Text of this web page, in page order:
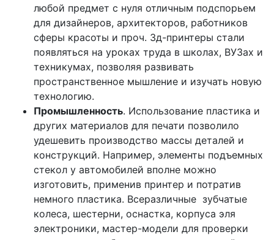
любой предмет с нуля отличным подспорьем
для дизайнеров, архитекторов, работников
сферы красоты и проч. 3д-принтеры стали
появляться на уроках труда в школах, ВУЗах и
техникумах, позволяя развивать
пространственное мышление и изучать новую
технологию.
Промышленность. Использование пластика и
других материалов для печати позволило
удешевить производство массы деталей и
конструкций. Например, элементы подъемных
стекол у автомобилей вполне можно
изготовить, применив принтер и потратив
немного пластика. Всеразличные зубчатые
колеса, шестерни, оснастка, корпуса эля
электроники, мастер-модели для проверки